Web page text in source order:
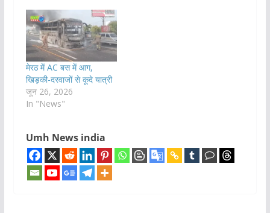
मेरठ में AC बस में आग,
खिड़की-दरवाजों से कूदे यात्री
जून 26, 2026
In "News"
Umh News india